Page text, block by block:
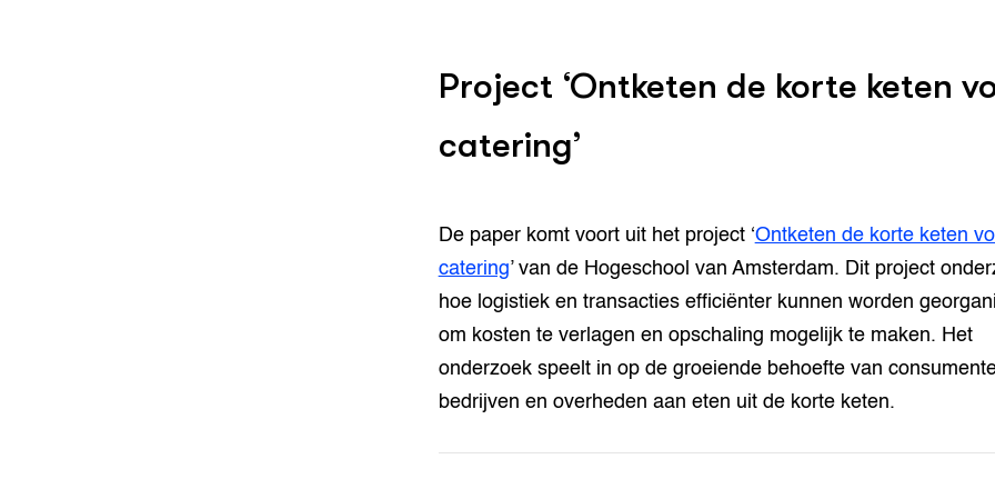
Project ‘Ontketen de korte keten
catering’
De paper komt voort uit het project ‘Ontketen de korte keten
catering’ van de Hogeschool van Amsterdam. Dit project
hoe logistiek en transacties efficiënter kunnen worden
om kosten te verlagen en opschaling mogelijk te maken. Het
onderzoek speelt in op de groeiende behoefte van
bedrijven en overheden aan eten uit de korte keten.